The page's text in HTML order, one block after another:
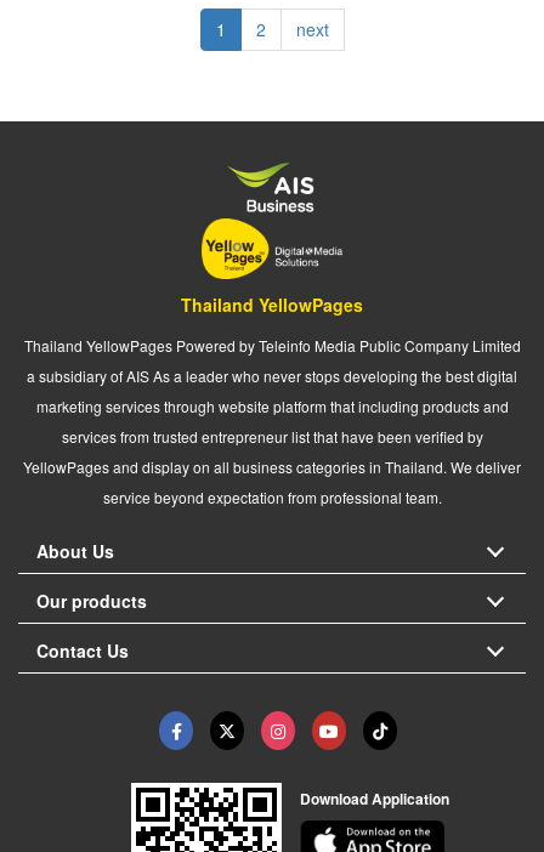
Current
page
1 Page
2
Next
page
next
Thailand YellowPages
Thailand YellowPages Powered by Teleinfo Media Public Company Limited
a subsidiary of AIS As a leader who never stops developing the best digital
marketing services through website platform that including products and
services from trusted entrepreneur list that have been verified by
YellowPages and display on all business categories in Thailand. We deliver
service beyond expectation from professional team.
About Us
Our products
Contact Us
Download Application